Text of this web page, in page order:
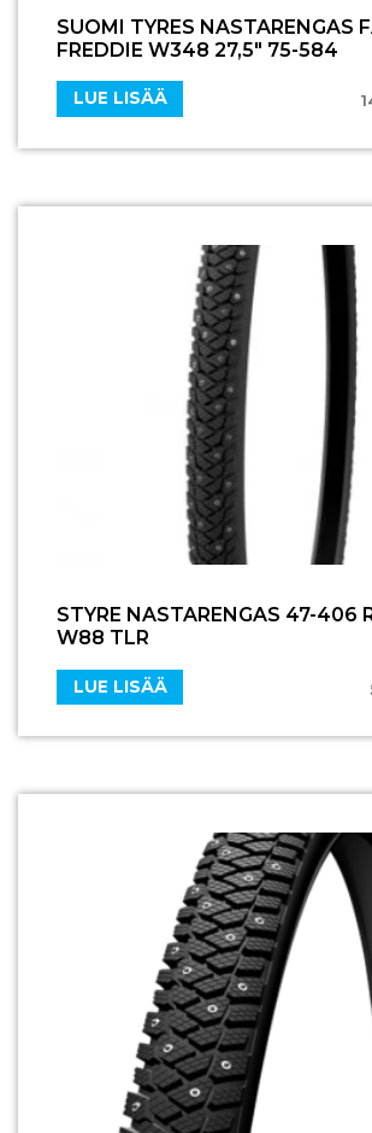
SUOMI TYRES NASTARENGAS
FREDDIE W348 27,5″ 75-584
LUE LISÄÄ
STYRE NASTARENGAS 47-406
W88 TLR
LUE LISÄÄ